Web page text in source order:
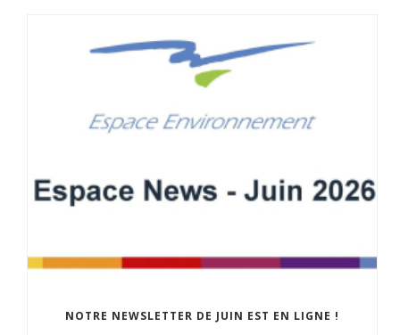
NOTRE NEWSLETTER DE JUIN EST EN LIGNE !